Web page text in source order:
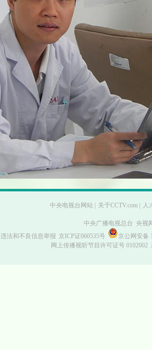
中央电视台网站 关于CCTV.com 人
中央广播电视总台 央视
违法和不良信息举报 京ICP证060535号
京公网安备
网上传播视听节目许可证号 0102002